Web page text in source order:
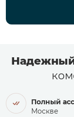
Полный
Москве